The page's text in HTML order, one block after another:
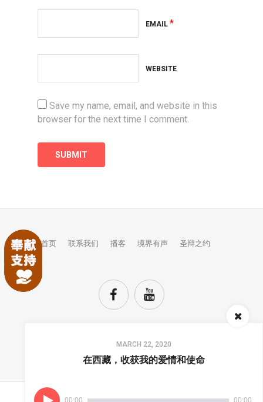
EMAIL *
WEBSITE
Save my name, email, and website in this
browser for the next time I comment.
MARCH 22, 2020
在西藏，收获我的爱情和使命
00:00 00:00
首页 联系我们 播客 境界有声 圣辩之约
TOP